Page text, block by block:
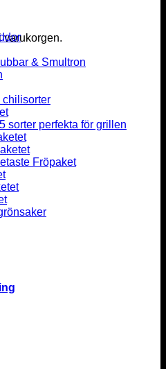
varukorgen.
& Smultron
chilisorter
sorter perfekta för grillen
Fröpaket